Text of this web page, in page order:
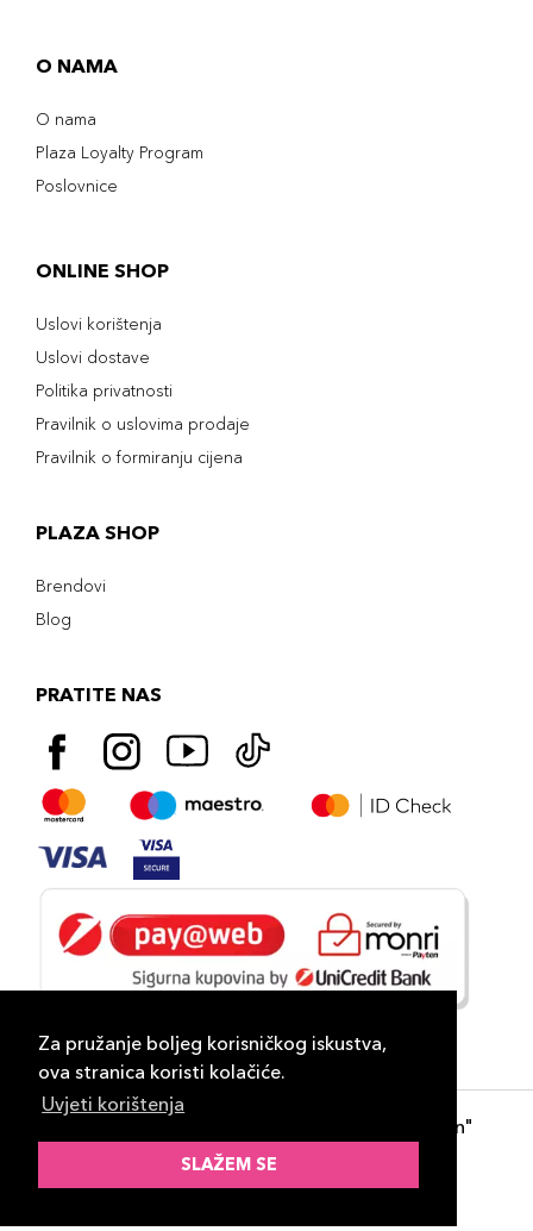
Za pružanje boljeg korisničkog iskustva,
ova stranica koristi kolačiće.
Uvjeti korištenja
SLAŽEM SE
O NAMA
O nama
Plaza Loyalty Program
Poslovnice
ONLINE SHOP
Uslovi korištenja
Uslovi dostave
Politika privatnosti
Pravilnik o uslovima prodaje
Pravilnik o formiranju cijena
PLAZA SHOP
Brendovi
Blog
PRATITE NAS
- "DP Lux Distribution"
d.o.o. Banja Luka
ID-S Consulting d.o.o. Sarajevo